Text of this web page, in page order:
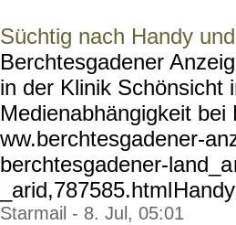
Süchtig nach Handy
Berchtesgadener
in der Klinik Schönsicht
Medienabhängigkeit
ww.berchtesgadener-
berchtesgadener-land_a
_arid,787585.html
Starmail - 8. Jul, 05:01